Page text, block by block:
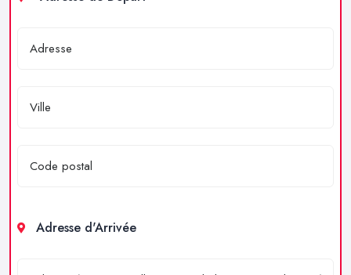
Adresse d'Arrivée